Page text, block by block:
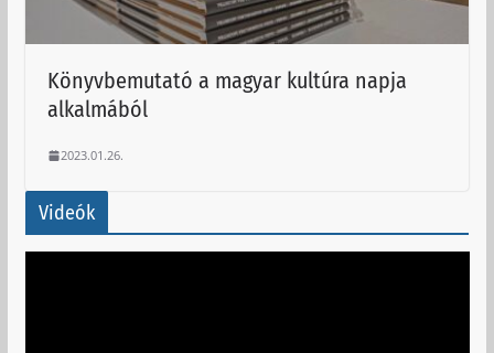
Könyvbemutató a magyar kultúra napja
alkalmából
2023.01.26.
Videók